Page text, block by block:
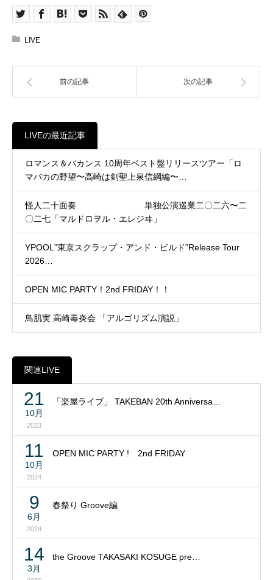
LIVE
前の記事 次の記事
LIVEの最近記事
ロマンス＆バカンス 10周年ベスト盤リリースツアー「ロ
マバカの野望〜高崎は剣聖上泉信綱編〜…
怪人二十面奏 単独公演巡業二〇二六〜二
〇二七「マルドロヲル・エレジヰ」
YPOOL”東京スクラップ・アンド・ビルド”Release Tour
2026…
OPEN MIC PARTY！2nd FRIDAY！！
鳥肌実 高崎毒炎会 「アルゴリズム演説」
関連LIVE
21
10月
2023
「楽屋ライブ」 TAKEBAN 20th Anniversa…
11
10月
2024
OPEN MIC PARTY ! 2nd FRIDAY
9
6月
2024
春祭り Groove編
14
3月
the Groove TAKASAKI KOSUGE pre…